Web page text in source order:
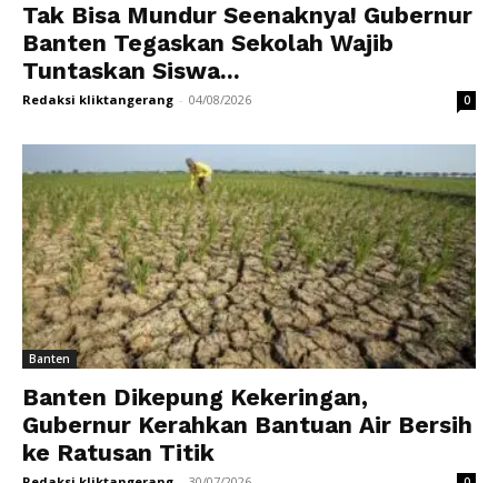
Tak Bisa Mundur Seenaknya! Gubernur
Banten Tegaskan Sekolah Wajib
Tuntaskan Siswa...
Redaksi kliktangerang - 04/08/2026 0
Banten
Banten Dikepung Kekeringan,
Gubernur Kerahkan Bantuan Air Bersih
ke Ratusan Titik